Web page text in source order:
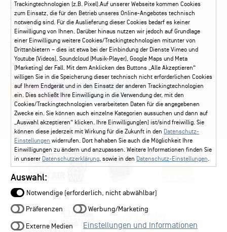
Service
Kontakt Leichte Sprache
FAQ / Hilfe
Ticketshop Hamburg
Gutscheine
Callback-Service
Ticketservice 040 - 413 22 60
Social Media
Instagram Facebook
Trackingtechnologien (z.B. Pixel).Auf unserer Webseite kommen Cookies
zum Einsatz, die für den Betrieb unseres Online-Angebotes technisch
notwendig sind. Für die Auslieferung dieser Cookies bedarf es keiner
Einwilligung von Ihnen. Darüber hinaus nutzen wir jedoch auf Grundlage
einer Einwilligung weitere Cookies/Trackingtechnologien mitunter von
Drittanbietern – dies ist etwa bei der Einbindung der Dienste Vimeo und
Youtube (Videos), Soundcloud (Musik-Player), Google Maps und Meta
(Marketing) der Fall. Mit dem Anklicken des Buttons „Alle Akzeptieren“
willigen Sie in die Speicherung dieser technisch nicht erforderlichen Cookies
auf Ihrem Endgerät und in den Einsatz der anderen Trackingtechnologien
ein. Dies schließt Ihre Einwilligung in die Verwendung der, mit den
Cookies/Trackingtechnologien verarbeiteten Daten für die angegebenen
Zwecke ein. Sie können auch einzelne Kategorien aussuchen und dann auf
„Auswahl akzeptieren“ klicken. Ihre Einwilligung(en) ist/sind freiwillig. Sie
können diese jederzeit mit Wirkung für die Zukunft in den Datenschutz-
Einstellungen widerrufen. Dort hahaben Sie auch die Möglichkeit Ihre
Einwilligungen zu ändern und anzupassen. Weitere Informationen finden Sie
in unserer Datenschutzerklärung, sowie in den Datenschutz-Einstellungen.
Auswahl:
Notwendige (erforderlich, nicht abwählbar)
Präferenzen Werbung/Marketing
Externe Medien Einstellungen und Informationen